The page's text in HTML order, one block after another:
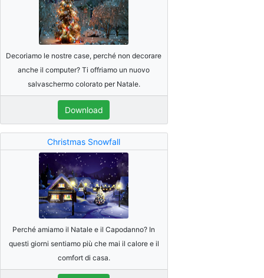
Decoriamo le nostre case, perché non decorare
anche il computer? Ti offriamo un nuovo
salvaschermo colorato per Natale.
Download
Christmas Snowfall
Perché amiamo il Natale e il Capodanno? In
questi giorni sentiamo più che mai il calore e il
comfort di casa.